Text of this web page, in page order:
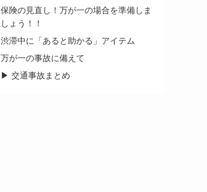
保険の見直し！万が一の場合を準備しま
しょう！！
渋滞中に「あると助かる」アイテム
万が一の事故に備えて
▶ 交通事故まとめ